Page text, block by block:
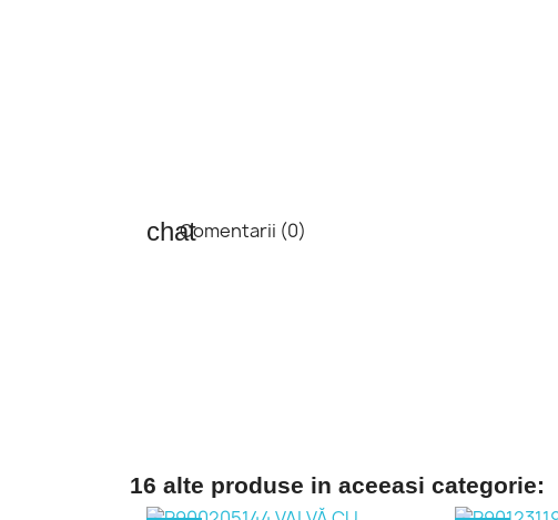
Comentarii (0)
16 alte produse in aceeasi categorie: